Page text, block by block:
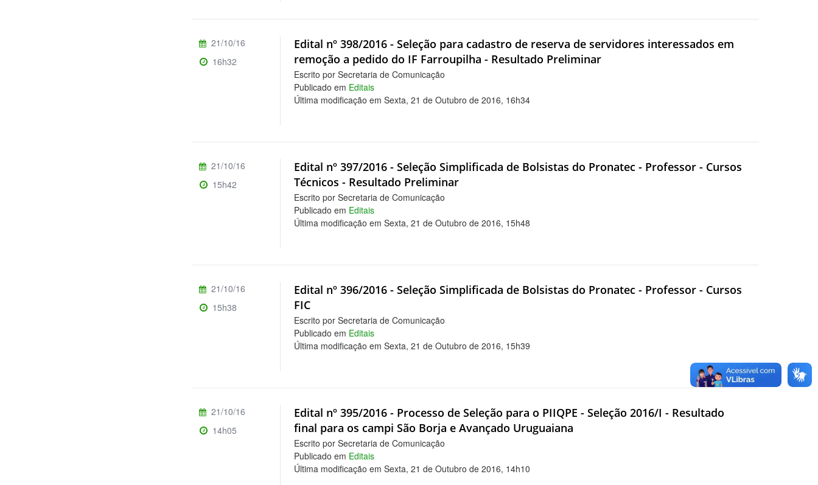
Edital nº 398/2016 - Seleção para cadastro de reserva de servidores interessados em
remoção a pedido do IF Farroupilha - Resultado Preliminar
Escrito por Secretaria de Comunicação
Publicado em Editais
Última modificação em Sexta, 21 de Outubro de 2016, 16h34
21/10/16
16h32
Edital nº 397/2016 - Seleção Simplificada de Bolsistas do Pronatec - Professor - Cursos
Técnicos - Resultado Preliminar
Escrito por Secretaria de Comunicação
Publicado em Editais
Última modificação em Sexta, 21 de Outubro de 2016, 15h48
21/10/16
15h42
Edital nº 396/2016 - Seleção Simplificada de Bolsistas do Pronatec - Professor - Cursos
FIC
Escrito por Secretaria de Comunicação
Publicado em Editais
Última modificação em Sexta, 21 de Outubro de 2016, 15h39
21/10/16
15h38
Edital nº 395/2016 - Processo de Seleção para o PIIQPE - Seleção 2016/I - Resultado
final para os campi São Borja e Avançado Uruguaiana
Escrito por Secretaria de Comunicação
Publicado em Editais
Última modificação em Sexta, 21 de Outubro de 2016, 14h10
21/10/16
14h05